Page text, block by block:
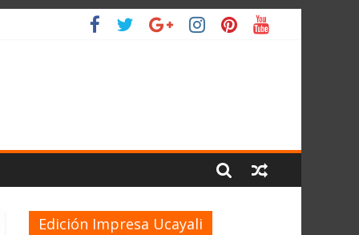
Edición Impresa Ucayali